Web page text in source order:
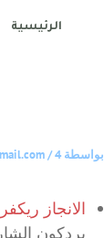
الرئيسية
بواسطة /4 نوفمبر، 2025
الانجاز